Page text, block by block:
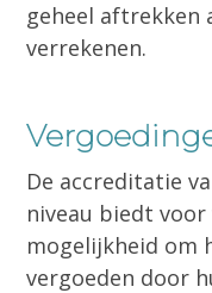
geheel aftrekken
verrekenen.
De accreditatie
niveau biedt
mogelijkheid om
vergoeden door